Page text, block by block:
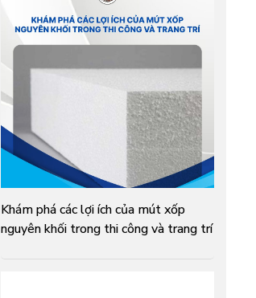
Khám phá các lợi ích của mút xốp
nguyên khối trong thi công và trang trí